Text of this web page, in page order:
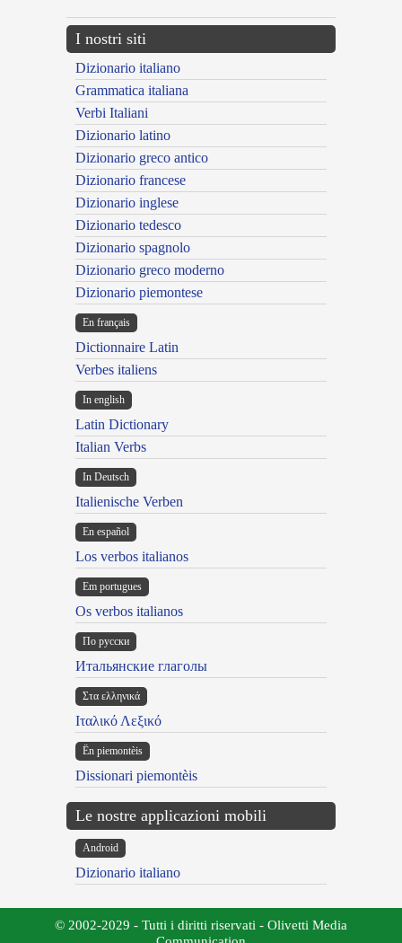
I nostri siti
Dizionario italiano
Grammatica italiana
Verbi Italiani
Dizionario latino
Dizionario greco antico
Dizionario francese
Dizionario inglese
Dizionario tedesco
Dizionario spagnolo
Dizionario greco moderno
Dizionario piemontese
En français
Dictionnaire Latin
Verbes italiens
In english
Latin Dictionary
Italian Verbs
In Deutsch
Italienische Verben
En español
Los verbos italianos
Em portugues
Os verbos italianos
По русски
Итальянские глаголы
Στα ελληνικά
Ιταλικό Λεξικό
Ën piemontèis
Dissionari piemontèis
Le nostre applicazioni mobili
Android
Dizionario italiano
© 2002-2029 - Tutti i diritti riservati - Olivetti Media